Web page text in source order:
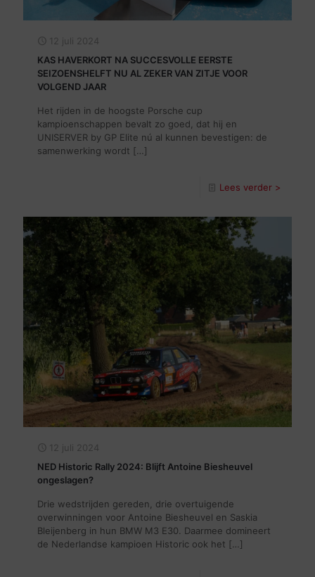
12 juli 2024
KAS HAVERKORT NA SUCCESVOLLE EERSTE
SEIZOENSHELFT NU AL ZEKER VAN ZITJE VOOR
VOLGEND JAAR
Het rijden in de hoogste Porsche cup
kampioenschappen bevalt zo goed, dat hij en
UNISERVER by GP Elite nú al kunnen bevestigen: de
samenwerking wordt […]
Lees verder >
12 juli 2024
NED Historic Rally 2024: Blijft Antoine Biesheuvel
ongeslagen?
Drie wedstrijden gereden, drie overtuigende
overwinningen voor Antoine Biesheuvel en Saskia
Bleijenberg in hun BMW M3 E30. Daarmee domineert
de Nederlandse kampioen Historic ook het […]